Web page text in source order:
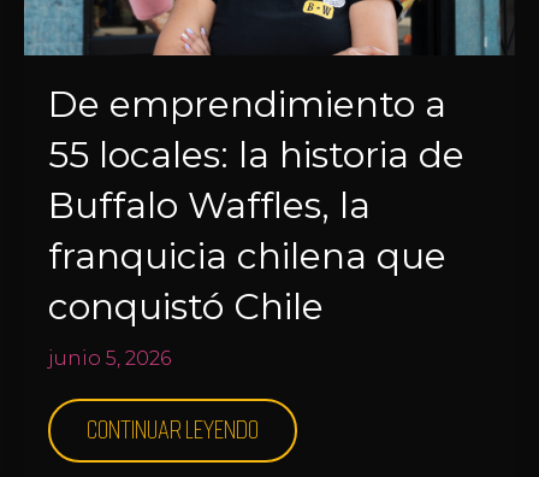
De emprendimiento a
55 locales: la historia de
Buffalo Waffles, la
franquicia chilena que
conquistó Chile
junio 5, 2026
Continuar leyendo